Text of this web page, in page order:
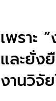
เพราะ
และยั่ง
งานวิจั